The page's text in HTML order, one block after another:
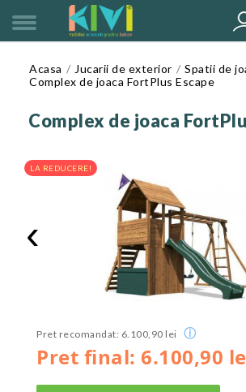
Acasa Jucarii de exterior
Spatii de
Complex de joaca FortPlus Escape
Complex de joaca
LA REDUCERE!
‹
Pret final: 6.100,90
Pret recomandat: 6.100,90 lei ⓘ